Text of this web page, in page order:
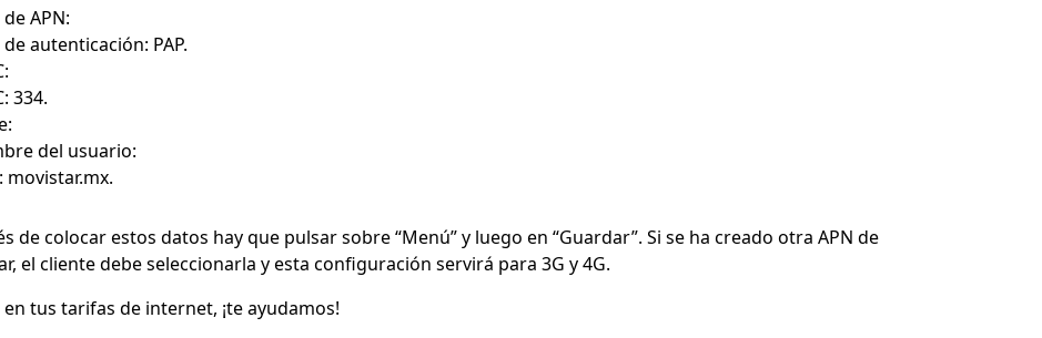
APN:
de autenticación: PAP.
: 334.
del usuario:
movistar.mx.
de colocar estos datos hay que pulsar sobre “Menú” y luego en “Guardar”. Si se ha creado otra APN de
el cliente debe seleccionarla y esta configuración servirá para 3G y 4G.
tus tarifas de internet, ¡te ayudamos!